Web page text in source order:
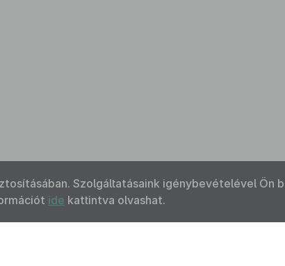
Szolgáltatásaink igénybevételével Ön
ide kattintva olvashat.